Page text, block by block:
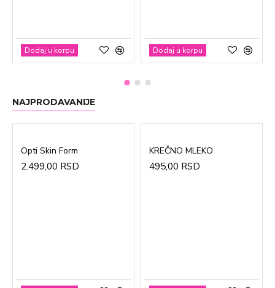
Dodaj u korpu Dodaj u korpu
NAJPRODAVANIJE
Opti Skin Form
2.499,00 RSD
KREČNO MLEKO
495,00 RSD